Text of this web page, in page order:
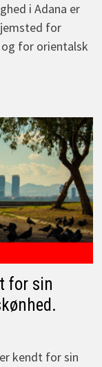
i Adana er
for
for orientalsk
for sin
kendt for sin